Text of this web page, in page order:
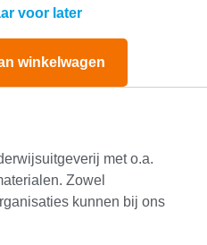
voor later
winkelwagen
met o.a.
Zowel
kunnen bij ons